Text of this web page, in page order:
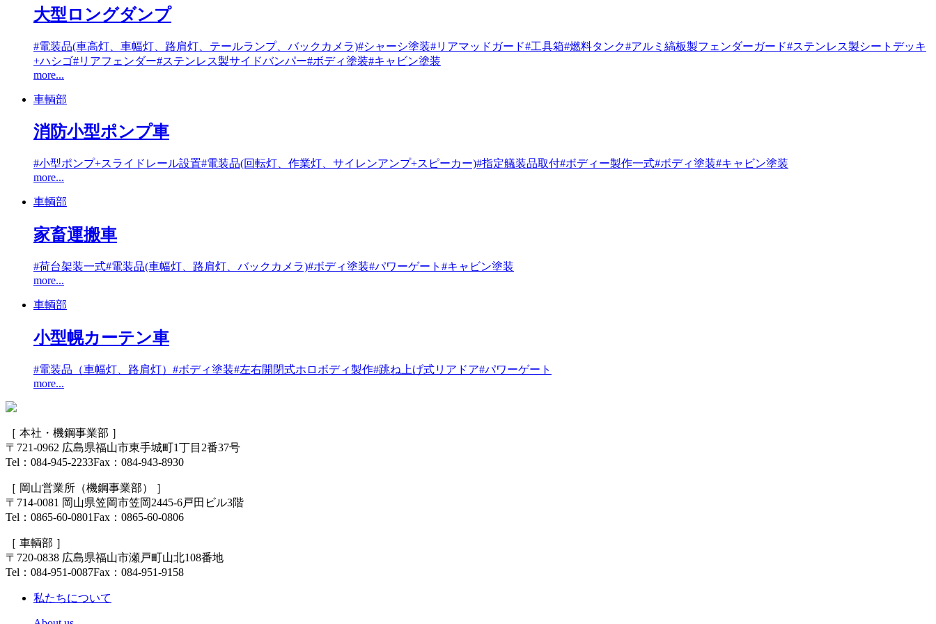
大型ロングダンプ
#電装品(車高灯、車幅灯、路肩灯、テールランプ、バックカメラ)#シャーシ塗装#リアマッドガード#工具箱#燃料タンク#アルミ縞板製フェンダーガード#ステンレス製シートデッキ
+ハシゴ#リアフェンダー#ステンレス製サイドバンパー#ボディ塗装#キャビン塗装
more...
車輌部
消防小型ポンプ車
#小型ポンプ+スライドレール設置#電装品(回転灯、作業灯、サイレンアンプ+スピーカー)#指定艤装品取付#ボディー製作一式#ボディ塗装#キャビン塗装
more...
車輌部
家畜運搬車
#荷台架装一式#電装品(車幅灯、路肩灯、バックカメラ)#ボディ塗装#パワーゲート #キャビン塗装
more...
車輌部
小型幌カーテン車
#電装品（車幅灯、路肩灯） #ボディ塗装#左右開閉式ホロボディ製作#跳ね上げ式リアドア#パワーゲート
more...
［ 本社・機鋼事業部 ］
〒721-0962 広島県福山市東手城町1丁目2番37号
Tel：084-945-2233Fax：084-943-8930
［ 岡山営業所（機鋼事業部） ］
〒714-0081 岡山県笠岡市笠岡2445-6戸田ビル3階
Tel：0865-60-0801Fax：0865-60-0806
［ 車輌部 ］
〒720-0838 広島県福山市瀬戸町山北108番地
Tel：084-951-0087Fax：084-951-9158
私たちについて